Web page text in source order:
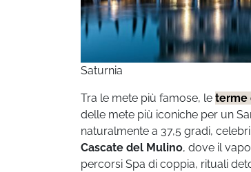
Saturnia
Tra le mete più famose, le terme
delle mete più iconiche per un
naturalmente a 37,5 gradi,
Cascate del Mulino, dove il
percorsi Spa di coppia, rituali